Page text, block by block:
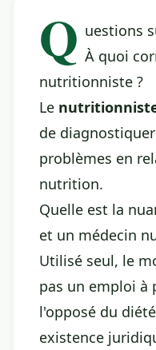
Q uestions
À quoi
nutritionniste ?
Le
de
problèmes en
nutrition.
Quelle est la
et un médecin
Utilisé seul, le
pas un emploi à
l'opposé du
existence